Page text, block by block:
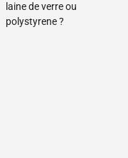
laine de verre ou
polystyrene ?